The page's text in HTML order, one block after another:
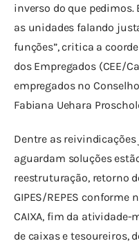
inverso do que
as unidades falando
funções”, critica a
dos Empregados (CEE/
empregados no
Fabiana Uehara
Dentre as
aguardam soluções
reestruturação, retorno
GIPES/REPES conforme
CAIXA, fim da
de caixas e tesoureiros,